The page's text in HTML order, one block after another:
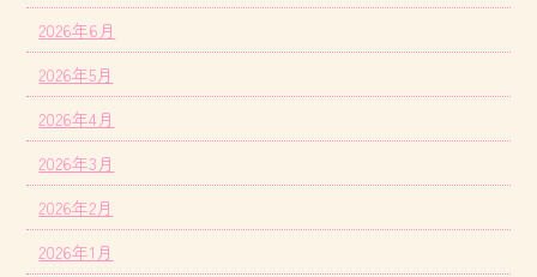
2026年6月
2026年5月
2026年4月
2026年3月
2026年2月
2026年1月